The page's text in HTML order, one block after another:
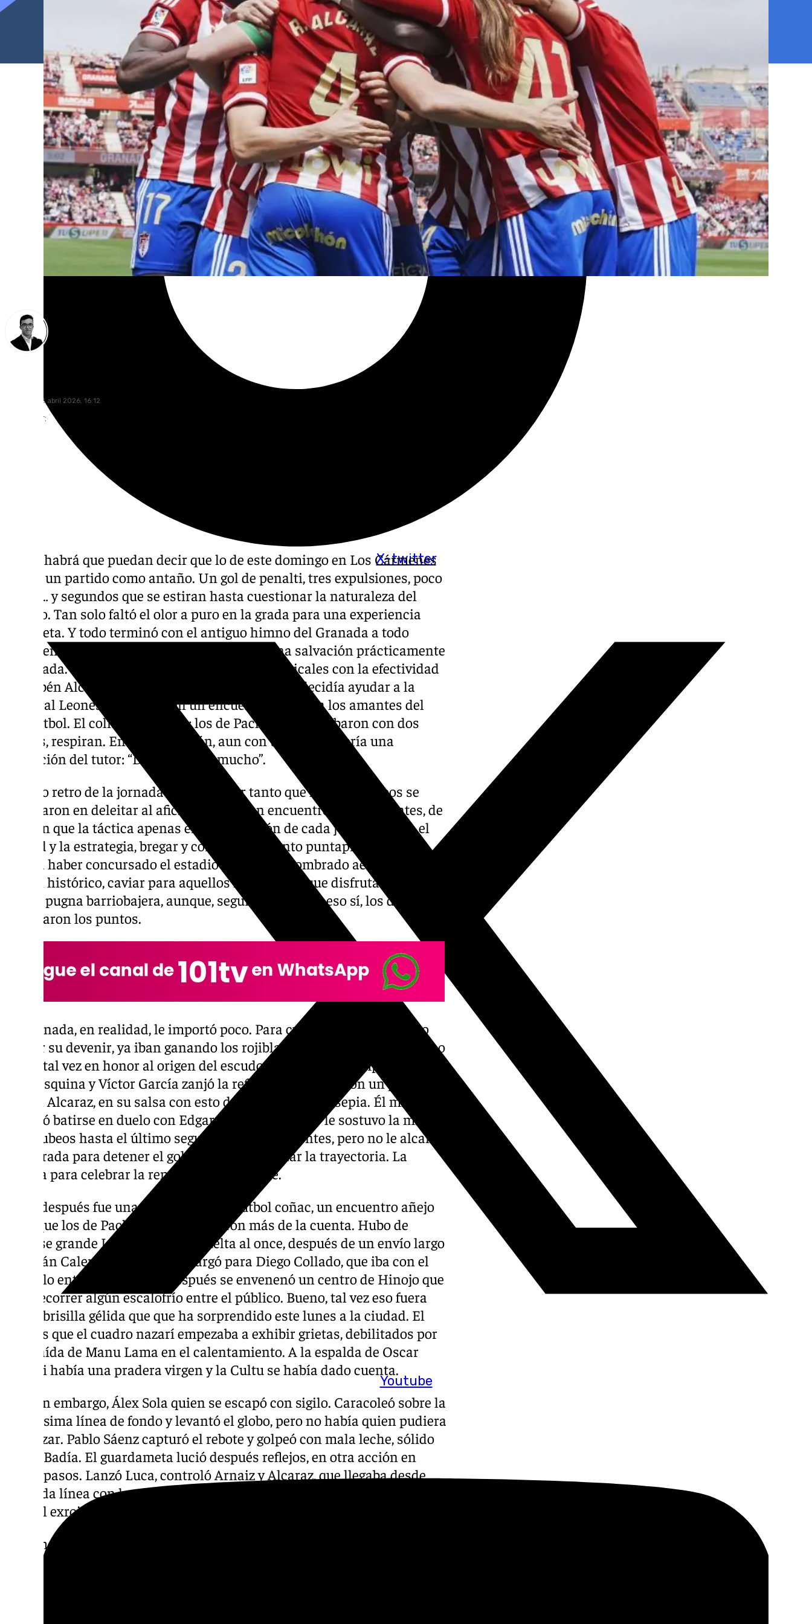
X-twitter
Youtube
domingo, 12 abril 2026, 16:12
Compartir:
Pocos habrá que puedan decir que lo de este domingo en Los Cármenes
no fue un partido como antaño. Un gol de penalti, tres expulsiones, poco
fútbol… y segundos que se estiran hasta cuestionar la naturaleza del
tiempo. Tan solo faltó el olor a puro en la grada para una experiencia
completa. Y todo terminó con el antiguo himno del Granada a todo
volumen, melodía triunfal con que celebrar una salvación prácticamente
amarrada. Le bastó a los de franjas esta vez verticales con la efectividad
de Rubén Alcaraz, madrugador por si acaso Dios decidía ayudar a la
Cultural Leonesa, y resistir en un encuentro feo, para los amantes del
mal fútbol. El colista se hunde; los de Pacheta, que acabaron con dos
menos, respiran. En su evaluación, aun con todo, aparecería una
anotación del tutor: “Debe mejorar mucho”.
El rollo retro de la jornada pareció calar tanto que los dos equipos se
esmeraron en deleitar al aficionado con un encuentro de los de antes, de
esos en que la táctica apenas era la ubicación de cada jugador sobre el
césped y la estrategia, bregar y correr. Hubo tanto puntapié que bien
podría haber concursado el estadio para ser renombrado aeródromo. Un
tostón histórico, caviar para aquellos nostálgicos que disfrutan de una
buena pugna barriobajera, aunque, seguro. Al menos, eso sí, los de casa
se llevaron los puntos.
Al Granada, en realidad, le importó poco. Para cuando quiso el partido
definir su devenir, ya iban ganando los rojiblancos, que arrancaron como
balas, tal vez en honor al origen del escudo. Un ataque relámpago acabó
en la esquina y Víctor García zanjó la refriega en el área con un placaje a
Rubén Alcaraz, en su salsa con esto del fútbol de color sepia. Él mismo
asumió batirse en duelo con Edgar Badía. El arquero le sostuvo la mirada
sin titubeos hasta el último segundo, lector de mentes, pero no le alcanzó
la estirada para detener el golpeo pese a adivinar la trayectoria. La
guinda para celebrar la renovación del pivote.
Lo de después fue una degustación de fútbol coñac, un encuentro añejo
en el que los de Pacheta se complicaron más de la cuenta. Hubo de
hacerse grande Luca Zidane, de vuelta al once, después de un envío largo
que Iván Calero controló y descargó para Diego Collado, que iba con el
cuchillo entre los dientes. Después se envenenó un centro de Hinojo que
hizo recorrer algún escalofrío entre el público. Bueno, tal vez eso fuera
por la brisilla gélida que que ha sorprendido este lunes a la ciudad. El
caso es que el cuadro nazarí empezaba a exhibir grietas, debilitados por
la recaída de Manu Lama en el calentamiento. A la espalda de Oscar
Naasei había una pradera virgen y la Cultu se había dado cuenta.
Fue, sin embargo, Álex Sola quien se escapó con sigilo. Caracoleó sobre la
mismísima línea de fondo y levantó el globo, pero no había quien pudiera
encauzar. Pablo Sáenz capturó el rebote y golpeó con mala leche, sólido
Edgar Badía. El guardameta lució después reflejos, en otra acción en
pocos pasos. Lanzó Luca, controló Arnaiz y Alcaraz, que llegaba desde
segunda línea con los ojos inyectados en sangre, golpeó con el interior,
duro el exrojiblanco para escupir el peligro.
Al ritmo del voleón sin cálculo se fue animando el Granada. Centró Baïla
Diallo y Pablo Sáenz conectó con el interior de la bota, algo arriba el tiro.